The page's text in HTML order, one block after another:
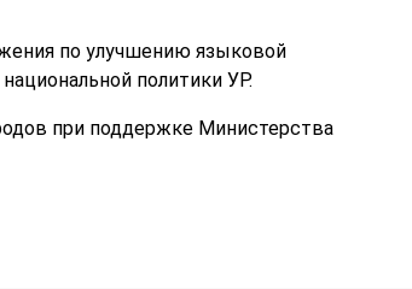
по улучшению языковой
политики УР.
при поддержке Министерства